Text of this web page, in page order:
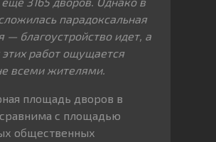
парадоксальная
— благоустройство идет, а
этих работ ощущается
всеми жителями.
площадь дворов в
с площадью
общественных